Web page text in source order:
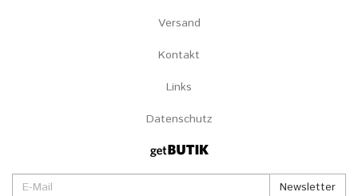
Versand
Kontakt
Links
Datenschutz
Newsletter